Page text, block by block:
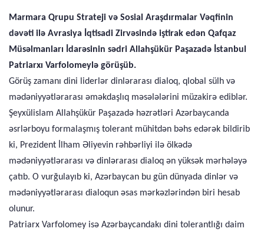
Marmara Qrupu Strateji və Sosial Araşdırmalar Vəqfinin
dəvəti ilə Avrasiya İqtisadi Zirvəsində iştirak edən Qafqaz
Müsəlmanları İdarəsinin sədri Allahşükür Paşazadə İstanbul
Patriarxı Varfolomeylə görüşüb.
Görüş zamanı dini liderlər dinlərarası dialoq, qlobal sülh və
mədəniyyətlərarası əməkdaşlıq məsələlərini müzakirə ediblər.
Şeyxülislam Allahşükür Paşazadə həzrətləri Azərbaycanda
əsrlərboyu formalaşmış tolerant mühitdən bəhs edərək bildirib
ki, Prezident İlham Əliyevin rəhbərliyi ilə ölkədə
mədəniyyətlərarası və dinlərarası dialoq ən yüksək mərhələyə
çatıb. O vurğulayıb ki, Azərbaycan bu gün dünyada dinlər və
mədəniyyətlərarası dialoqun əsas mərkəzlərindən biri hesab
olunur.
Patriarx Varfolomey isə Azərbaycandakı dini tolerantlığı daim